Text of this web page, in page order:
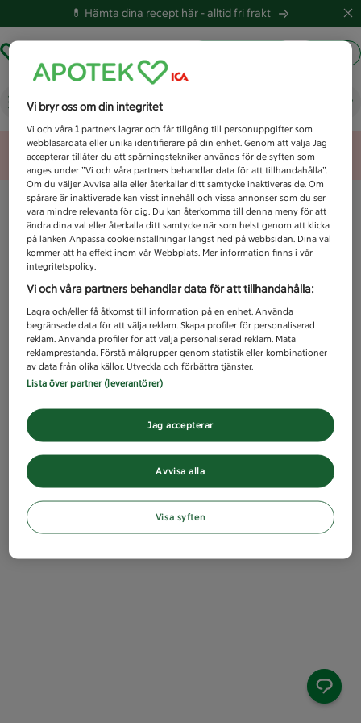
💊 Hämta dina recept här -alltid fri frakt
Vad letar du efter idag?
Unknown error
Vi bryr oss om din integritet
Vi och våra1 partners lagrar och får tillgång till personuppgifter som
webbläsardata eller unika identifierare på din enhet. Genom att välja Jag
accepterar tillåter du att spårningstekniker används för de syften som
anges under ”Vi och våra partners behandlar data för att tillhandahålla”.
Om du väljer Avvisa alla eller återkallar ditt samtycke inaktiveras de. Om
spårare är inaktiverade kan visst innehåll och vissa annonser som du ser
vara mindre relevanta för dig. Du kan återkomma till denna meny för att
ändra dina val eller återkalla ditt samtycke när som helst genom att klicka
på länken Anpassa cookieinställningar längst ned på webbsidan. Dina val
kommer att ha effekt inom vår Webbplats. Mer information finns i vår
integritetspolicy.
Vi och våra partners behandlar data för att tillhandahålla:
Lagra och/eller få åtkomst till information på en enhet. Använda
begränsade data för att välja reklam. Skapa profiler för personaliserad
reklam. Använda profiler för att välja personaliserad reklam. Mäta
reklamprestanda. Förstå målgrupper genom statistik eller kombinationer
av data från olika källor. Utveckla och förbättra tjänster.
Lista över partner (leverantörer)
Avvisa alla
Jag accepterar
Visa syften